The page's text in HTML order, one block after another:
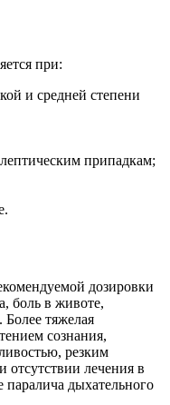
при:
и средней степени
припадкам;
дозировки
боль в животе,
тяжелая
сознания,
резким
лечения в
дыхательного